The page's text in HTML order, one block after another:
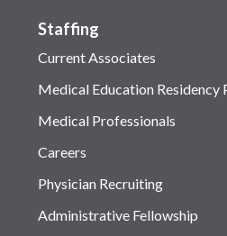
Staffing
Current Associates
Medical Education Residency
Medical Professionals
Careers
Physician Recruiting
Administrative Fellowship